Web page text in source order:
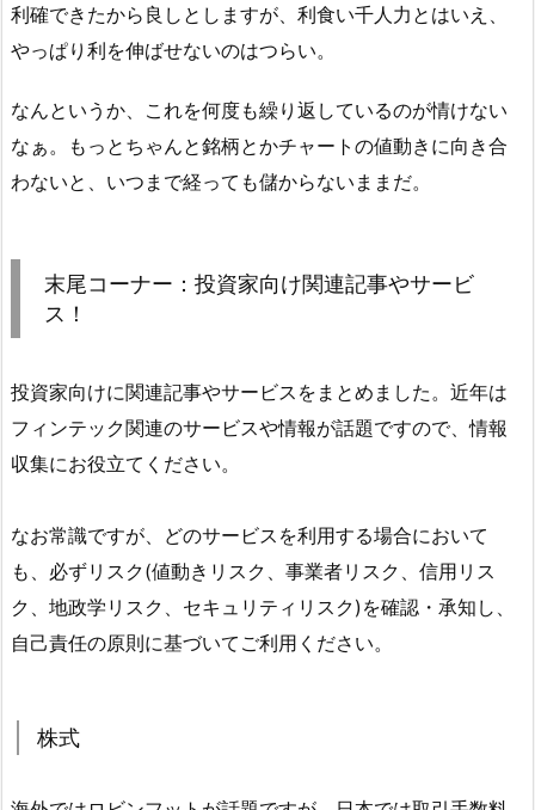
利確できたから良しとしますが、利食い千人力とはいえ、
やっぱり利を伸ばせないのはつらい。
なんというか、これを何度も繰り返しているのが情けない
なぁ。もっとちゃんと銘柄とかチャートの値動きに向き合
わないと、いつまで経っても儲からないままだ。
末尾コーナー：投資家向け関連記事やサービ
ス！
投資家向けに関連記事やサービスをまとめました。近年は
フィンテック関連のサービスや情報が話題ですので、情報
収集にお役立てください。
なお常識ですが、どのサービスを利用する場合において
も、必ずリスク(値動きリスク、事業者リスク、信用リス
ク、地政学リスク、セキュリティリスク)を確認・承知し、
自己責任の原則に基づいてご利用ください。
株式